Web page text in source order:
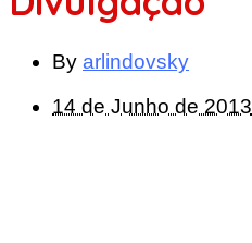
By arlindovsky
14 de Junho de 2013